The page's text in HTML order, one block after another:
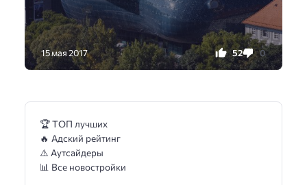
15 мая 2017 52 0
🏆 ТОП лучших
🔥 Адский рейтинг
⚠️ Аутсайдеры
📊 Все новостройки